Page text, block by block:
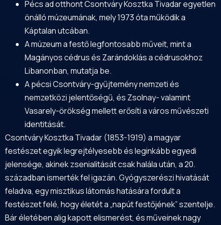
Pécs ad otthont Csontváry Kosztka Tivadar egyetlen
önálló múzeumának, mely 1973 óta működik a
Káptalan utcában.
A múzeum a festő legfontosabb műveit, mint a
Magányos cédrus és Zarándoklás a cédrusokhoz
Libanonban, mutatja be.
A pécsi Csontváry-gyűjtemény nemzeti és
nemzetközi jelentőségű, és Zsolnay- valamint
Vasarely-örökség mellett erősíti a város művészeti
identitását.
Csontváry Kosztka Tivadar (1853-1919) a magyar
festészet egyik legrejtélyesebb és leginkább egyedi
jelensége, akinek zsenialitását csak halála után, a 20.
században ismerték fel igazán. Gyógyszerészi hivatását
feladva, egy misztikus látomás hatására fordult a
festészet felé, hogy életét a „napút festőjének” szentelje.
Bár életében alig kapott elismerést, és műveinek nagy